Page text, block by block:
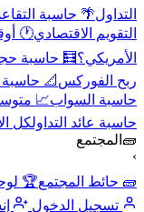
التداول🌴 حاسبة
التقويم الاقتصادي🕐
الأمريكي؟🧮 حاسبة
ربح الفوركس 📐 حاسبة
حاسبة السواب📈
حاسبة عائد التداولكل
🧱 المجتمع
›
🧱 حائط المجتمع🏆
تسجيل الدخول